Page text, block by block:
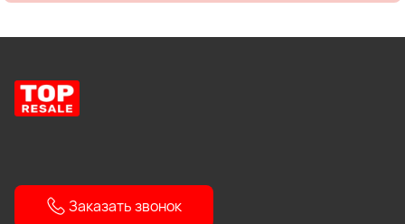
Заказать звонок